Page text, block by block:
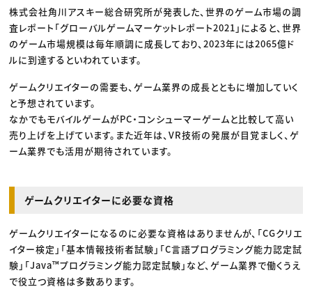
株式会社角川アスキー総合研究所が発表した、世界のゲーム市場の調
査レポート「グローバルゲームマーケットレポート2021」によると、世界
のゲーム市場規模は毎年順調に成長しており、2023年には2065億ド
ルに到達するといわれています。
ゲームクリエイターの需要も、ゲーム業界の成長とともに増加していく
と予想されています。
なかでもモバイルゲームがPC・コンシューマーゲームと比較して高い
売り上げを上げています。また近年は、VR技術の発展が目覚ましく、ゲ
ーム業界でも活用が期待されています。
ゲームクリエイターに必要な資格
ゲームクリエイターになるのに必要な資格はありませんが、「CGクリエ
イター検定」「基本情報技術者試験」「C言語プログラミング能力認定試
験」「Java™プログラミング能力認定試験」など、ゲーム業界で働くうえ
で役立つ資格は多数あります。